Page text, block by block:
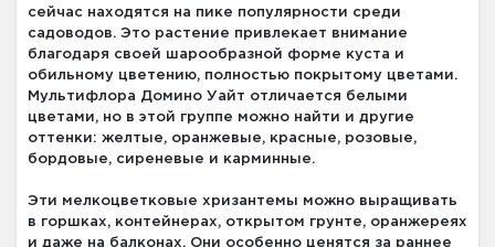
сейчас находятся на пике популярности среди
садоводов. Это растение привлекает внимание
благодаря своей шарообразной форме куста и
обильному цветению, полностью покрытому цветами.
Мультифлора Домино Уайт отличается белыми
цветами, но в этой группе можно найти и другие
оттенки: желтые, оранжевые, красные, розовые,
бордовые, сиреневые и карминные.
Эти мелкоцветковые хризантемы можно выращивать
в горшках, контейнерах, открытом грунте, оранжереях
и даже на балконах. Они особенно ценятся за раннее